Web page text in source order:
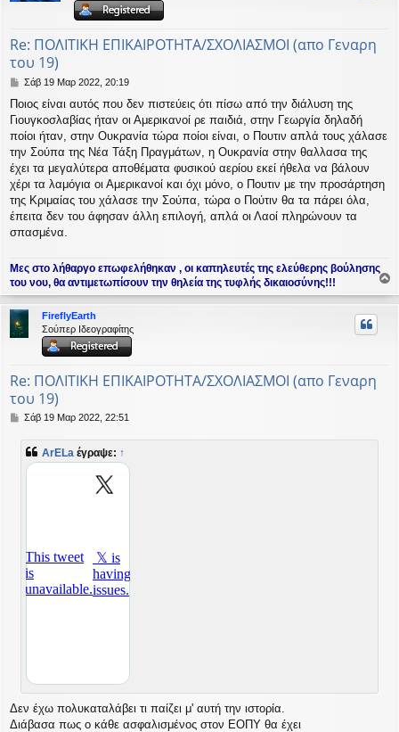
Re: ΠΟΛΙΤΙΚΗ ΕΠΙΚΑΙΡΟΤΗΤΑ/ΣΧΟΛΙΑΣΜΟΙ (απο Γεναρη
του 19)
Δ
μ
ο
σ
ί
ε
υ
σ
η
Σάβ 19 Μαρ 2022, 20:19
Ποιος είναι αυτός που δεν πιστεύεις ότι πίσω από την διάλυση της
Γιουγκοσλαβίας ήταν οι Αμερικανοί ρε παιδιά, στην Γεωργία δηλαδή
ποίοι ήταν, στην Ουκρανία τώρα ποίοι είναι, ο Πουτιν απλά τους χάλασε
την Σούπα της Νέα Τάξη Πραγμάτων, η Ουκρανία στην θαλλασα της
έχει τα μεγαλύτερα αποθέματα φυσικού αερίου εκεί ήθελα να βάλουν
χέρι τα λαμόγια οι Αμερικανοί και όχι μόνο, ο Πουτιν με την προσάρτηση
της Κριμαίας του χάλασε την Σούπα, τώρα ο Πούτιν θα τα πάρει όλα,
έπειτα δεν του άφησαν άλλη επιλογή, απλά οι Λαοί πληρώνουν τα
σπασμένα.
Μες στο λήθαργο επωφελήθηκαν , οι καπηλευτές της ελεύθερης βούλησης
του νου, θα αντιμετωπίσουν την θηλεία της τυφλής δικαιοσύνης!!!
ρ
FireflyEarth
Σούπερ Ιδεογραφίτης
Re: ΠΟΛΙΤΙΚΗ ΕΠΙΚΑΙΡΟΤΗΤΑ/ΣΧΟΛΙΑΣΜΟΙ (απο Γεναρη
του 19)
Δ
μ
σ
Σάβ 19 Μαρ 2022, 22:51
ArELa έγραψε: ↑
Δεν έχω πολυκαταλάβει τι παίζει μ' αυτή την ιστορία.
Διάβασα πως ο κάθε ασφαλισμένος στον ΕΟΠΥ θα έχει